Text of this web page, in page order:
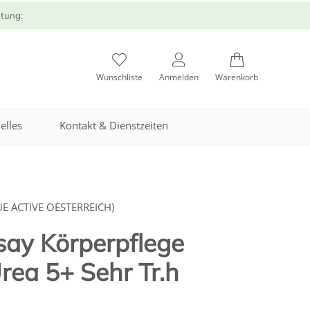
Wunschliste Anmelden Warenkorb
Kontakt & Dienstzeiten
ACTIVE OESTERREICH)
Körperpflege
5+ Sehr Tr.h